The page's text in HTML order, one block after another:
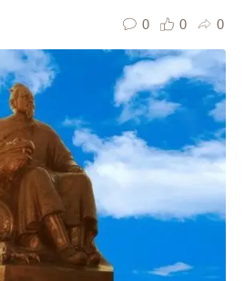
0 0 0